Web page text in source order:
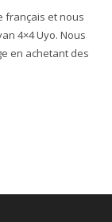
français et nous
4×4 Uyo. Nous
en achetant des